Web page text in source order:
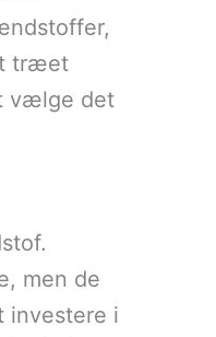
træet
vælge det
men de
investere i